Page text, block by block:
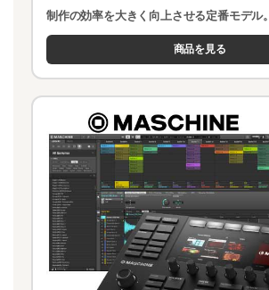
制作の効率を大きく向上させる定番モデル。
商品を見る